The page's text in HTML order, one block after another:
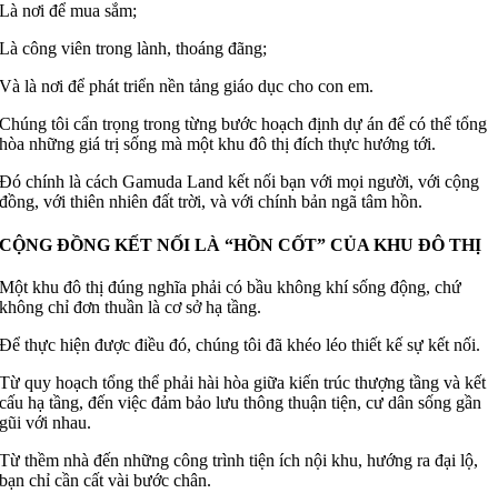
Là nơi để mua sắm;
Là công viên trong lành, thoáng đãng;
Và là nơi để phát triển nền tảng giáo dục cho con em.
Chúng tôi cẩn trọng trong từng bước hoạch định dự án để có thể tổng
hòa những giá trị sống mà một khu đô thị đích thực hướng tới.
Đó chính là cách Gamuda Land kết nối bạn với mọi người, với cộng
đồng, với thiên nhiên đất trời, và với chính bản ngã tâm hồn.
CỘNG ĐỒNG KẾT NỐI LÀ “HỒN CỐT” CỦA KHU ĐÔ THỊ
Một khu đô thị đúng nghĩa phải có bầu không khí sống động, chứ
không chỉ đơn thuần là cơ sở hạ tầng.
Để thực hiện được điều đó, chúng tôi đã khéo léo thiết kế sự kết nối.
Từ quy hoạch tổng thể phải hài hòa giữa kiến trúc thượng tầng và kết
cấu hạ tầng, đến việc đảm bảo lưu thông thuận tiện, cư dân sống gần
gũi với nhau.
Từ thềm nhà đến những công trình tiện ích nội khu, hướng ra đại lộ,
bạn chỉ cần cất vài bước chân.